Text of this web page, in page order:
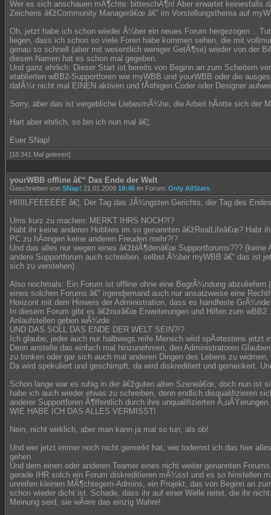
Wer es sich anschauen mÃ¶chte: bitteschÃ¶n! Aber erwartet keinesfalls
Zeichens â€žCommunity Managerâ€œ â€“ im Vorstellungsthema auf
Oh, jetzt habe ich schon wieder Ã¼ber ein neues Forum hergezogen ..
liegen, dass ich schon so viele Foren habe kommen sehen, die mit
genau so schnell (aber mit wesentlich weniger GetÃ¶se) wieder von der
diesen Namen hat es schon mal gegeben.
Und ganz ehrlich: Dieser Start ist bereits von Beginn an zum Scheitern
etablierten wBB2-Supportforen wie myWBB und yourWBB oder die
dafÃ¼r nicht mal EINEN aktiven und fÃ¤higen Coder oder Designer
Sorry, aber das ist vergebliche LiebesmÃ¼he, die Arbeit hÃ¤tte sich der
Hart aber ehrlich, so bin ich nun mal â€¦.
Euer SNap!
[18.341 Mal gelesen]
yourWBB offline â€“ Das Ende der Welt
Geschrieben von SNap! 21.01.2009 18:46 im Forum: Only AllStars
HIIIILFEEEEEE â€¦. Der Tag das JÃ¼ngsten Gerichts, der Tag des
Ums kurz zu machen: MERKT IHRS NOCH?!?
Habt ihr keine anderen Hobbies im so genannten â€žRealLifeâ€œ? Habt
PC zu hÃ¤ngen keine anderen Freuden mehr?!?
Und das alles nur wegen eines â€žblÃ¶denâ€œ Supportforums???
andere Supportforum auch schreiben, selbst Ã¼ber myWBB â€“ das ist
sich zu verstehen)
Also nochmals: Ein Forum ist offline ohne eine BegrÃ¼ndung abzuliefern
eines solchen Forums â€“ irgendjemand auch nur ansatzweise eine
Horizont mit dem Hinweis der Administration, dass es handfeste
In diesem Forum gibt es â€žnurâ€œ Erweiterungen und Hilfen zum
Anlaufstellen geben wÃ¼rde ..
UND DAS SOLL DAS ENDE DER WELT SEIN?!?
Ich glaube, jeder auch nur halbwegs reife Mensch wird spÃ¤testens jetzt
Denn anstelle das einfach mal hinzunehmen, den Administratoren
zu trinken oder gar sich auch mal anderen Dingen des Lebens zu
Da wird spekuliert und geschimpft, da wird diskreditiert und gemeckert.
Schon lange war es ruhig in der â€žguten alten Szeneâ€œ, doch nun ist
habe ich auch wieder etwas zu schreiben, denn endlich disqualifizieren
anderer Supportforen Ã¶ffentlich durch ihre unqualifizierten Ã„uÃŸerungen.
WIE HABE ICH DAS ALLES VERMISST!
Nein, nicht wirklich, aber man kann ja mal so tun, als ob!
Und wer jetzt immer noch nicht gemerkt hat, wie todernst ich das hier
gehen.
Und dem einen oder anderen Teamer eines nicht weiter genannten
gerade IHR solch ein Forum diskreditieren mÃ¼sst und es so hinstellen
unreifen kleinen MÃ¶chtegern-Admins, ein Projekt, das von Beginn an
schon wieder dicht ist. Schade, dass ihr auf einer Welle reitet, die ihr
Meinung seid, sie wÃ¤re das einzig Wahre!